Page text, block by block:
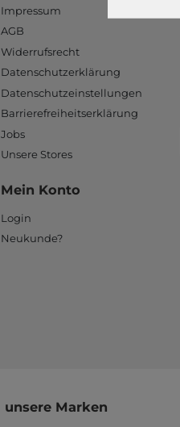
Impressum
AGB
Widerrufsrecht
Datenschutzerklärung
Datenschutzeinstellungen
Barrierefreiheitserklärung
Jobs
Unsere Stores
Mein Konto
Login
Neukunde?
unsere Marken